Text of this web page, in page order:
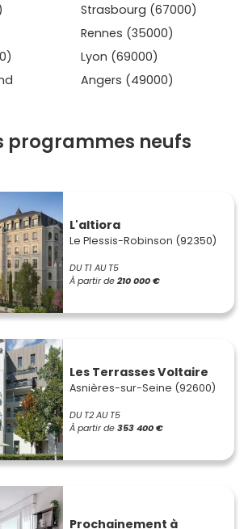
Strasbourg (67000)
Rennes (35000)
Lyon (69000)
Angers (49000)
programmes neufs
L'altiora
Le Plessis-Robinson (92350)
DU T1 AU T5
À partir de210 000 €
Les Terrasses Voltaire
Asnières-sur-Seine (92600)
DU T2 AU T5
À partir de353 400 €
Prochainement à